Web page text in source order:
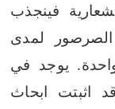
فينجذب
الصرصور لمدى
واحدة. يوجد في
وقد اثبتت ابحاث